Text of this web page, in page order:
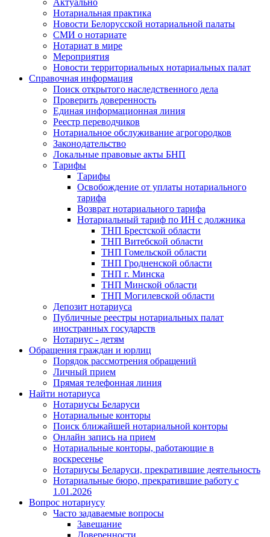
Актуально
Нотариальная практика
Новости Белорусской нотариальной палаты
СМИ о нотариате
Нотариат в мире
Мероприятия
Новости территориальных нотариальных палат
Справочная информация
Поиск открытого наследственного дела
Проверить доверенность
Единая информационная линия
Реестр переводчиков
Нотариальное обслуживание агрогородков
Законодательство
Локальные правовые акты БНП
Тарифы
Тарифы
Освобождение от уплаты нотариального
тарифа
Возврат нотариального тарифа
Нотариальный тариф по ИН с должника
ТНП Брестской области
ТНП Витебской области
ТНП Гомельской области
ТНП Гродненской области
ТНП г. Минска
ТНП Минской области
ТНП Могилевской области
Депозит нотариуса
Публичные реестры нотариальных палат
иностранных государств
Нотариус - детям
Обращения граждан и юрлиц
Порядок рассмотрения обращений
Личный прием
Прямая телефонная линия
Найти нотариуса
Нотариусы Беларуси
Нотариальные конторы
Поиск ближайшей нотариальной конторы
Онлайн запись на прием
Нотариальные конторы, работающие в
воскресенье
Нотариусы Беларуси, прекратившие деятельность
Нотариальные бюро, прекратившие работу с
1.01.2026
Вопрос нотариусу
Часто задаваемые вопросы
Завещание